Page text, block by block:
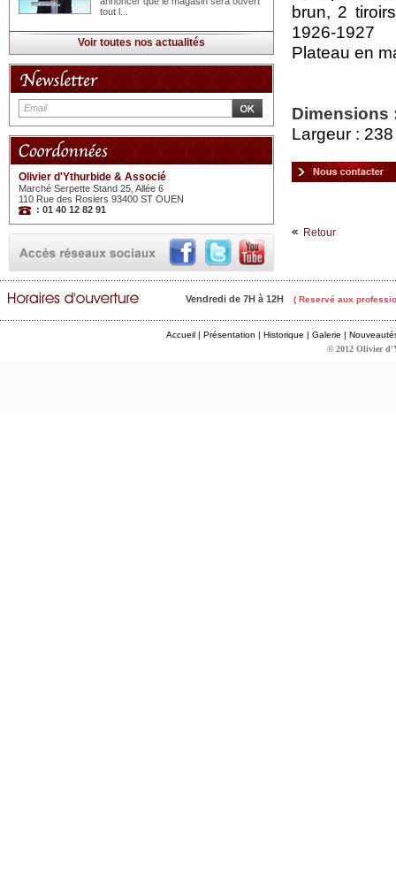
tout l...
Voir toutes nos actualités
Olivier d'Ythurbide & Associé
Marché Serpette Stand 25, Allée 6
110 Rue des Rosiers 93400 ST OUEN
: 01 40 12 82 91
brun, 2
1926-1927
Plateau en
Dimensions
Largeur :
Retour
Vendredi de 7H à 12H ( Reservé aux
Accueil | Présentation | Historique | Galerie |
© 2012 Olivier